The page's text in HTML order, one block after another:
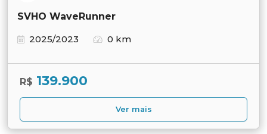
SVHO WaveRunner
2025/2023
0 km
R$ 139.900
Ver mais